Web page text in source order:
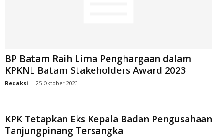
BP Batam Raih Lima Penghargaan dalam
KPKNL Batam Stakeholders Award 2023
Redaksi - 25 Oktober 2023
KPK Tetapkan Eks Kepala Badan Pengusahaan
Tanjungpinang Tersangka